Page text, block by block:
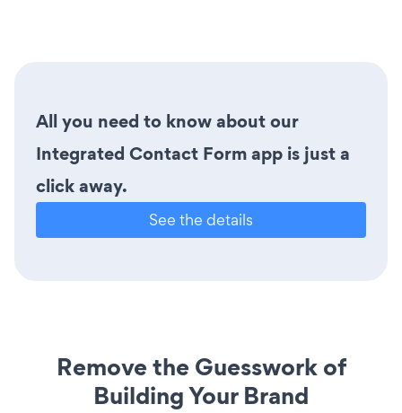
All you need to know about our
Integrated Contact Form app is just a
click away.
See the details
Remove the Guesswork of
Building Your Brand